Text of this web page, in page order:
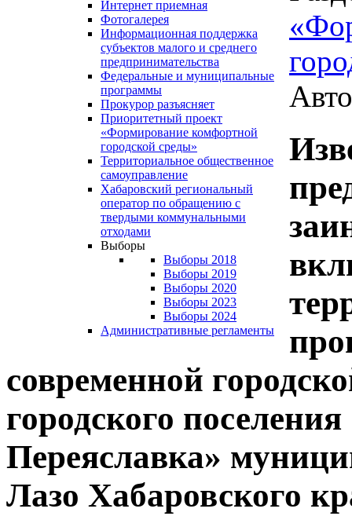
Интернет приемная
Фотогалерея
Информационная поддержка
субъектов малого и среднего
предпринимательства
Федеральные и муниципальные
программы
Прокурор разъясняет
Приоритетный проект
«Формирование комфортной
городской среды»
Территориальное общественное
самоуправление
Хабаровский региональный
оператор по обращению с
твердыми коммунальными
отходами
Выборы
Выборы 2018
Выборы 2019
Выборы 2020
Выборы 2023
Выборы 2024
Административные регламенты
современной
городского
Переяславка»
Лазо Хабаровского